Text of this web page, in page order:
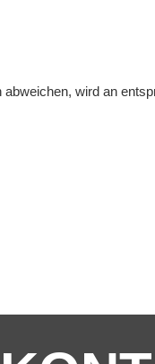
wird an